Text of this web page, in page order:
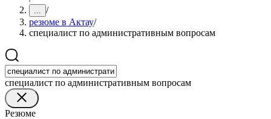
... /
резюме в Актау/
специалист по административным вопросам
специалист по административным вопросам
Резюме